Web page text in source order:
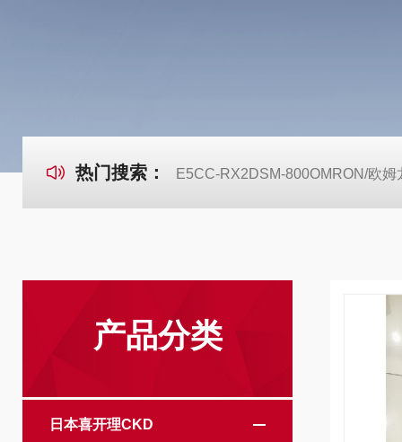
热门搜索： E5CC-RX2DSM-800OMRON/欧
产品分类
日本喜开理CKD